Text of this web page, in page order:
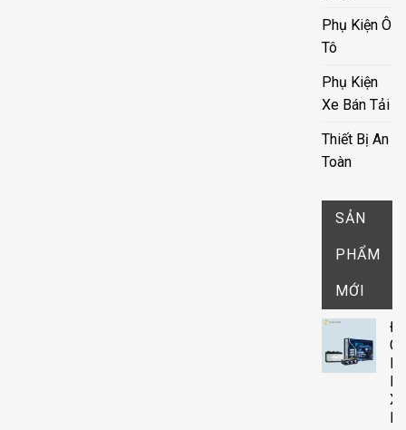
Phụ Kiện Ô
Tô
Phụ Kiện
Xe Bán Tải
Thiết Bị An
Toàn
SẢN
PHẨM
MỚI
X-